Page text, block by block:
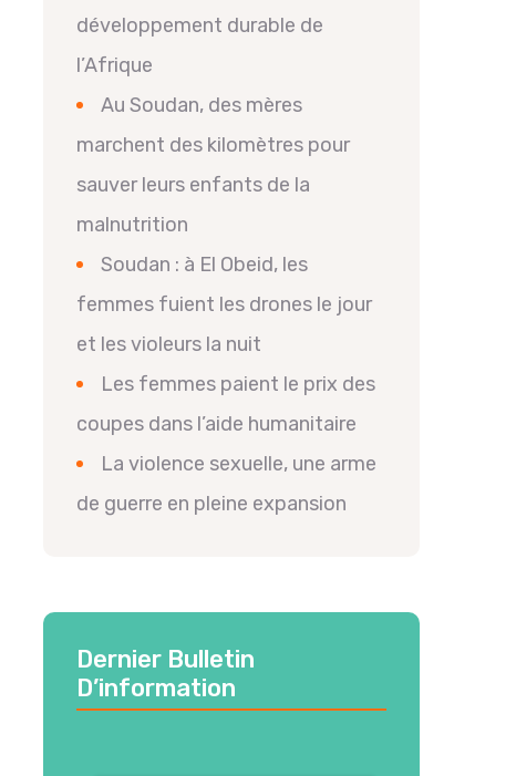
développement durable de
l’Afrique
Au Soudan, des mères
marchent des kilomètres pour
sauver leurs enfants de la
malnutrition
Soudan : à El Obeid, les
femmes fuient les drones le jour
et les violeurs la nuit
Les femmes paient le prix des
coupes dans l’aide humanitaire
La violence sexuelle, une arme
de guerre en pleine expansion
Dernier Bulletin
D’information